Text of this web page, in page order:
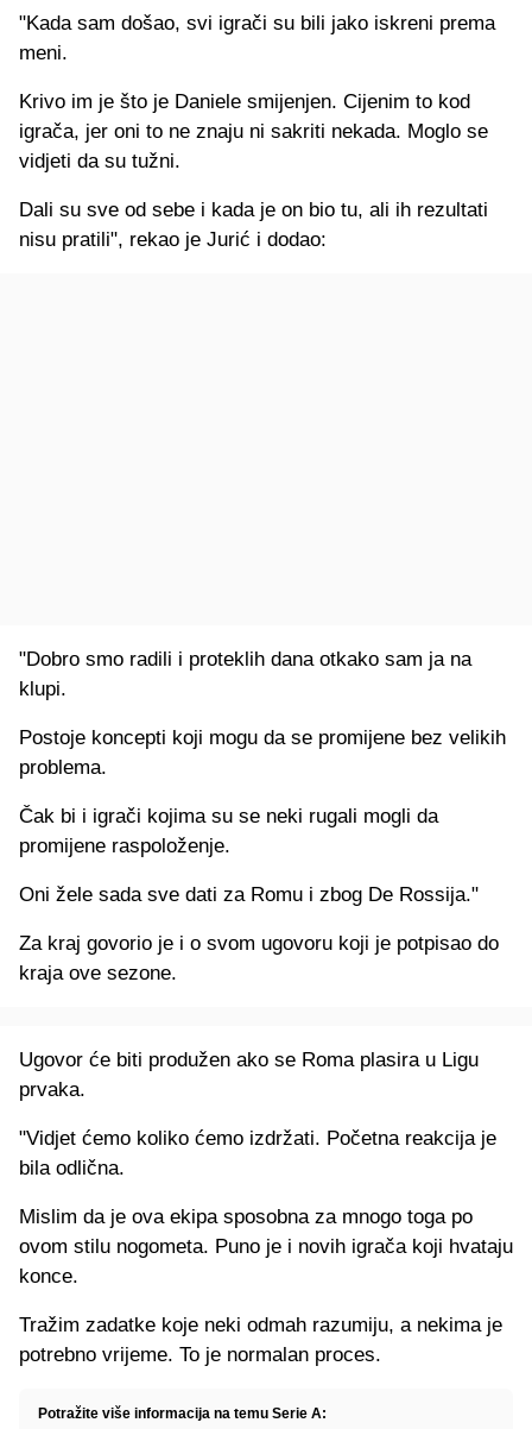
"Kada sam došao, svi igrači su bili jako iskreni prema
meni.
Krivo im je što je Daniele smijenjen. Cijenim to kod
igrača, jer oni to ne znaju ni sakriti nekada. Moglo se
vidjeti da su tužni.
Dali su sve od sebe i kada je on bio tu, ali ih rezultati
nisu pratili", rekao je Jurić i dodao:
"Dobro smo radili i proteklih dana otkako sam ja na
klupi.
Postoje koncepti koji mogu da se promijene bez velikih
problema.
Čak bi i igrači kojima su se neki rugali mogli da
promijene raspoloženje.
Oni žele sada sve dati za Romu i zbog De Rossija."
Za kraj govorio je i o svom ugovoru koji je potpisao do
kraja ove sezone.
Ugovor će biti produžen ako se Roma plasira u Ligu
prvaka.
"Vidjet ćemo koliko ćemo izdržati. Početna reakcija je
bila odlična.
Mislim da je ova ekipa sposobna za mnogo toga po
ovom stilu nogometa. Puno je i novih igrača koji hvataju
konce.
Tražim zadatke koje neki odmah razumiju, a nekima je
potrebno vrijeme. To je normalan proces.
Potražite više informacija na temu Serie A: